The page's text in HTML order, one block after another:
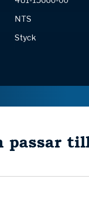
NTS
Styck
passar